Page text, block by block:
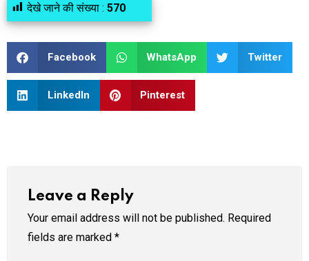
देखे जाने की संख्या : 570
Facebook WhatsApp Twitter
LinkedIn Pinterest
Leave a Reply
Your email address will not be published. Required
fields are marked *